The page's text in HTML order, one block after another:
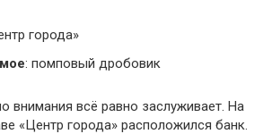
города»
: помповый дробовик
внимания всё равно заслуживает. На
«Центр города» расположился банк.